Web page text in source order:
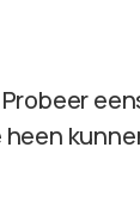
Probeer